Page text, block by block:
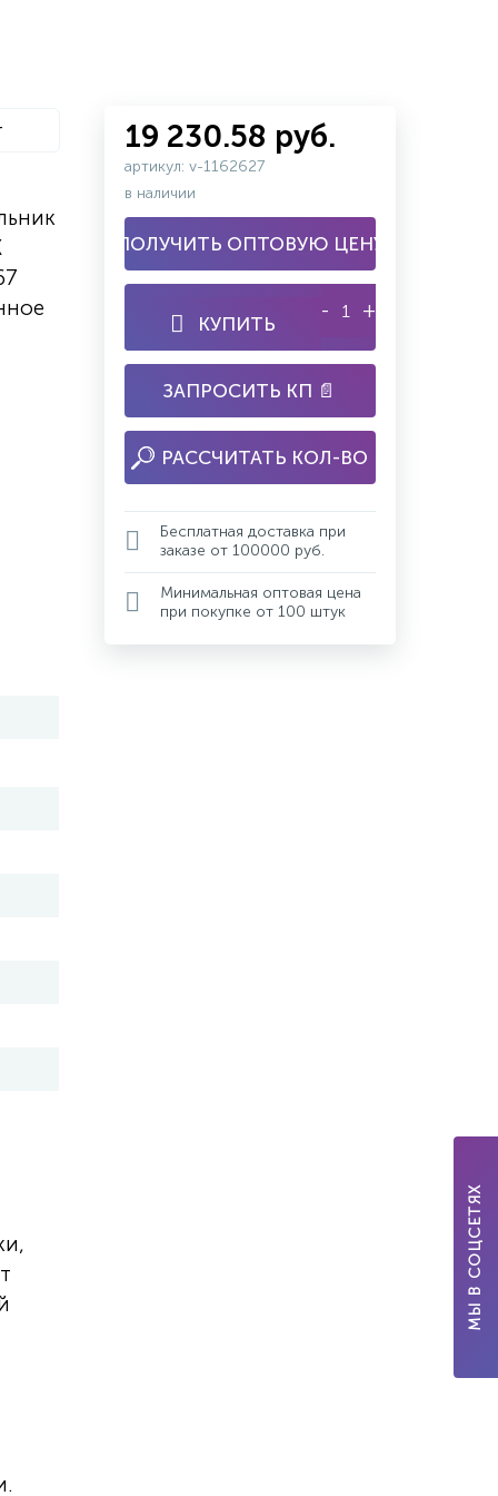
19 230.58 руб.
артикул: v-1162627
в наличии
ПОЛУЧИТЬ ОПТОВУЮ ЦЕНУ
КУПИТЬ
- +
ЗАПРОСИТЬ КП 📄
РАССЧИТАТЬ КОЛ-ВО
Бесплатная доставка при
заказе от 100000 руб.
Минимальная оптовая цена
при покупке от 100 штук
МЫ В СОЦСЕТЯХ